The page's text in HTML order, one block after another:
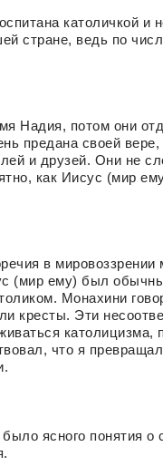
католичкой и
стране, ведь по
Надия, потом они
предана своей
и друзей. Они не
как Иисус (мир
в мировоззрении
(мир ему) был
Монахини
кресты. Эти
католицизма,
что я
ясного понятия